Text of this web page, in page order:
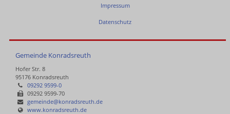
Impressum
Datenschutz
Gemeinde Konradsreuth
Hofer Str. 8
95176 Konradsreuth
09292 9599-0
09292 9599-70
gemeinde@konradsreuth.de
www.konradsreuth.de